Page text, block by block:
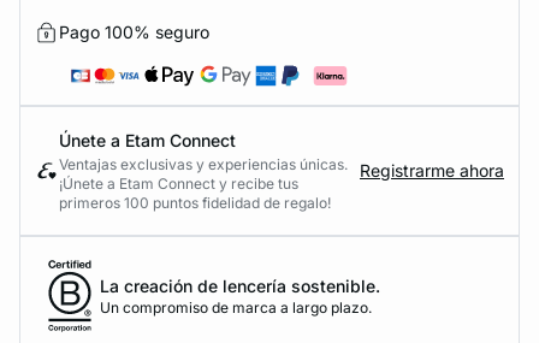
Pago 100% seguro
Únete a Etam Connect
Ventajas exclusivas y experiencias únicas.
¡Únete a Etam Connect y recibe tus
primeros 100 puntos fidelidad de regalo!
Registrarme ahora
La creación de lencería sostenible.
Un compromiso de marca a largo plazo.